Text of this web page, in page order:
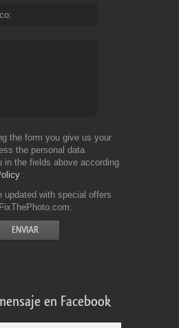
the form you give us your
the personal data
in the fields above according
updated with special offers
en Facebook